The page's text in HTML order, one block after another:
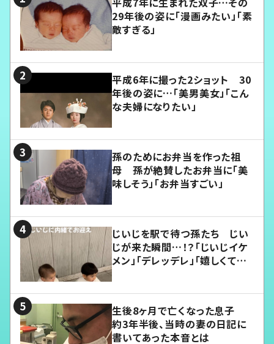
29年後の姿に「漫画みたい」「素
敵すぎる」
平成6年に撮った2ショット 30
年後の姿に…「美男美女」「こん
な夫婦になりたい」
孫のためにお弁当を作った祖
母 孫が絶賛したお弁当に「美
味しそう」「お弁当すごい」
じいじを駅で待つ孫たち じい
じが来た瞬間…！？「じいじイケ
メン」「デレッデレ」「嬉しくて可
生後8ヶ月で亡くなった息子
約3年半後、当時の妻の日記に
書いてあった本音とは